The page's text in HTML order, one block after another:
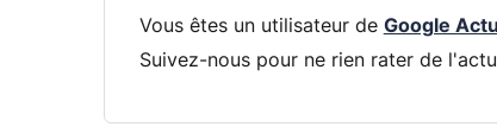
Vous êtes un utilisateur de Google
Suivez-nous pour ne rien rater de